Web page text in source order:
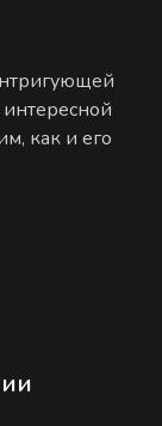
как и его